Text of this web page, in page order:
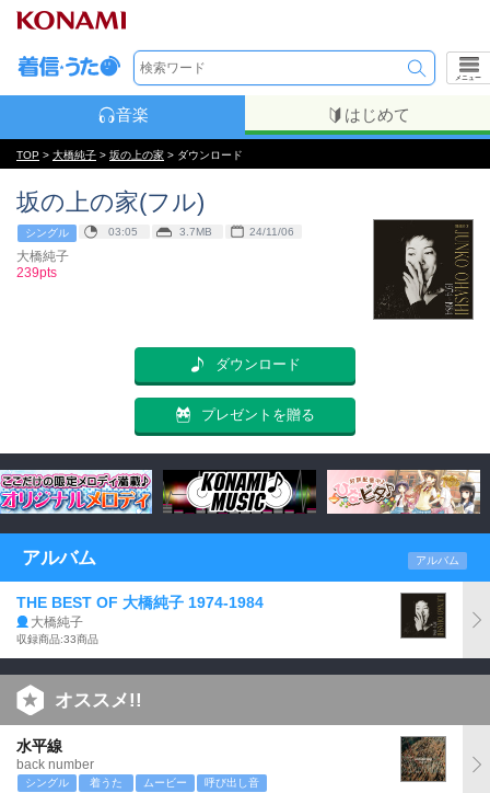
メニュー
音楽 はじめて
TOP > 大橋純子 > 坂の上の家 > ダウンロード
坂の上の家(フル)
シングル 03:05 3.7MB 24/11/06
大橋純子
239pts
ダウンロード
プレゼントを贈る
アルバム アルバム
THE BEST OF 大橋純子 1974-1984
大橋純子
収録商品:33商品
オススメ!!
水平線
back number
シングル 着うた ムービー 呼び出し音